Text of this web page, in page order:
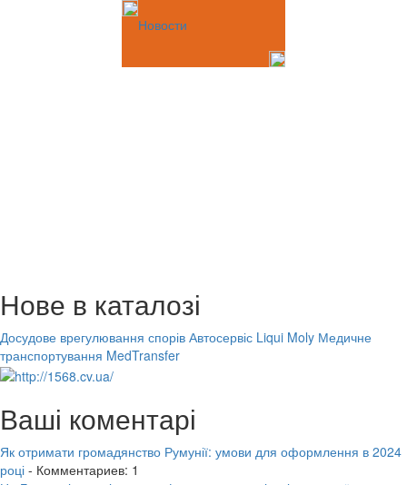
Новости
Нове в каталозі
Досудове врегулювання спорів Автосервіс Liqui Moly Медичне
транспортування MedTransfer
Ваші коментарі
Як отримати громадянство Румунії: умови для оформлення в 2024
році - Комментариев: 1